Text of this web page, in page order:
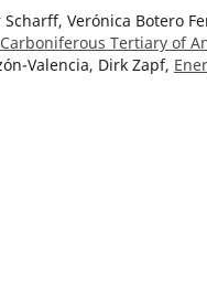
Verónica Botero
Tertiary of
Valencia, Dirk Zapf,